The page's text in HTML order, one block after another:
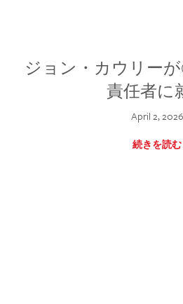
ジョン・カウリー
責任者に
April 2, 2026
続きを読む